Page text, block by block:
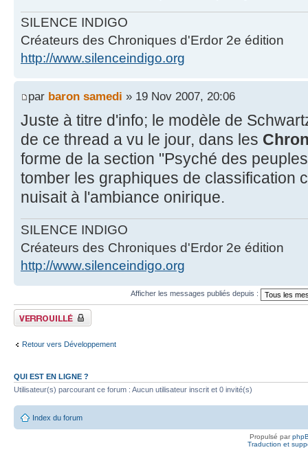
SILENCE INDIGO
Créateurs des Chroniques d'Erdor 2e édition
http://www.silenceindigo.org
par baron samedi » 19 Nov 2007, 20:06
Juste à titre d'info; le modèle de
de ce thread a vu le jour, dans les
forme de la section "Psyché des
tomber les graphiques de classification
nuisait à l'ambiance onirique.
SILENCE INDIGO
Créateurs des Chroniques d'Erdor 2e édition
http://www.silenceindigo.org
Afficher les messages publiés depuis :
Fil verrouillé
Retour vers Développement
QUI EST EN LIGNE ?
Utilisateur(s) parcourant ce forum : Aucun utilisateur inscrit et 0 invité(s)
Index du forum
Propulsé par
Traduction et